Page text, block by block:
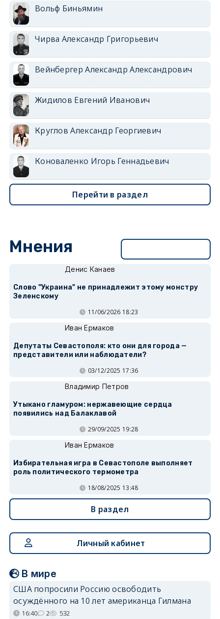
Вольф Биньямин
Чирва Александр Григорьевич
Вейнбергер Александр Александрович
Жидилов Евгений Иванович
Круглов Александр Георгиевич
Коноваленко Игорь Геннадьевич
Перейти в раздел
Мнения
Денис Канаев
Слово "Украина" не принадлежит этому монстру
Зеленскому
11/06/2026 18:23
Иван Ермаков
Депутаты Севастополя: кто они для города —
представители или наблюдатели?
03/12/2025 17:36
Владимир Петров
Утыкано гламуром: нержавеющие сердца
появились над Балаклавой
29/09/2025 19:28
Иван Ермаков
Избирательная игра в Севастополе выполняет
роль политического термометра
18/08/2025 13:48
В раздел
Личный кабинет
В мире
США попросили Россию освободить
осуждённого на 10 лет американца Гилмана
16:40 2 532